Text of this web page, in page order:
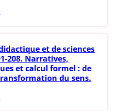
et de sciences
208. Narratives,
et calcul formel : de
du sens.